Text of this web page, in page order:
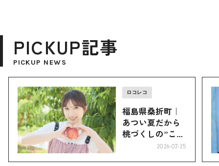
PICKUP記事
PICKUP NEWS
ロコレコ
福島県桑折町｜
あつい夏だから
桃づくしの”こお
2026-07-25